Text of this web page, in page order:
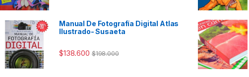
Manual De Fotografía Digital Atlas
Ilustrado- Susaeta
$138.600 $198.000